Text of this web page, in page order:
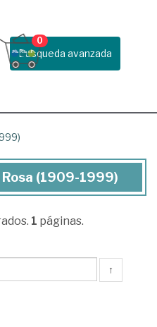
Busqueda avanzada
0
(1909-1999)
1 páginas.
↑